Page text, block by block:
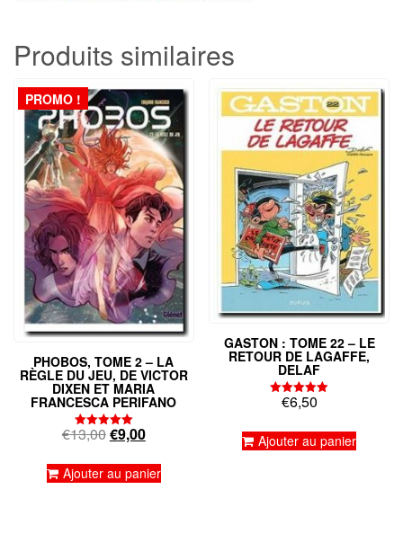
Produits similaires
PROMO !
PHOBOS, TOME 2 – LA
RÈGLE DU JEU, DE VICTOR
DIXEN ET MARIA
FRANCESCA PERIFANO
Note
€13,00Le
initial
€9,00Le
actuel
Ajouter au panier
GASTON : TOME 22 – LE
RETOUR DE LAGAFFE,
DELAF
Note
5.00
€6,50
Ajouter au panier